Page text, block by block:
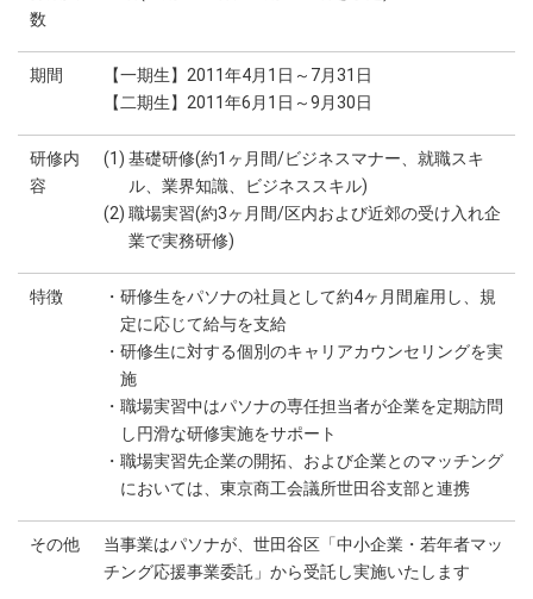
数
期間
【一期生】2011年4月1日～7月31日
【二期生】2011年6月1日～9月30日
研修内
容
(1) 基礎研修(約1ヶ月間/ビジネスマナー、就職スキ
ル、業界知識、ビジネススキル)
(2) 職場実習(約3ヶ月間/区内および近郊の受け入れ企
業で実務研修)
特徴
・研修生をパソナの社員として約4ヶ月間雇用し、規
定に応じて給与を支給
・研修生に対する個別のキャリアカウンセリングを実
施
・職場実習中はパソナの専任担当者が企業を定期訪問
し円滑な研修実施をサポート
・職場実習先企業の開拓、および企業とのマッチング
においては、東京商工会議所世田谷支部と連携
その他
当事業はパソナが、世田谷区「中小企業・若年者マッ
チング応援事業委託」から受託し実施いたします